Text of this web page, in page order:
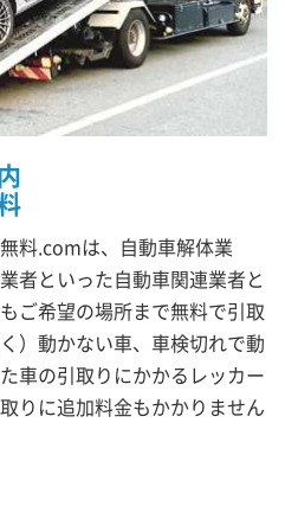
料.comは、自動車解体業
者といった自動車関連業者と
ご希望の場所まで無料で引取
）動かない車、車検切れで動
車の引取りにかかるレッカー
りに追加料金もかかりません